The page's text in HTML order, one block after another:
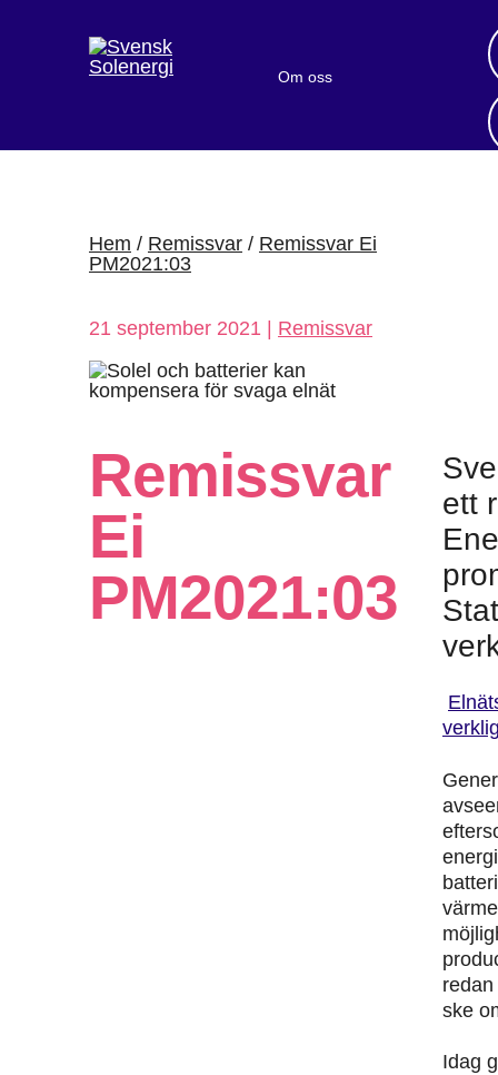
Om oss
Sök medlemsföretag
Hem / Remissvar / Remissvar Ei
PM2021:03
21 september 2021 | Remissvar
Remissvar
Ei
PM2021:03
ett
ske
Idag